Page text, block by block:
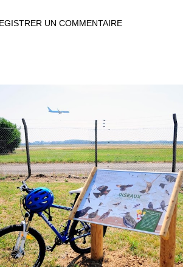
Si la compagnie allemande
un coût et nous nous sommes mis en partie
UN COMMENTAIRE